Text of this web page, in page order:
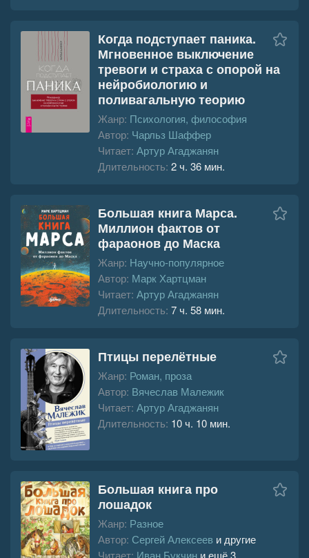
Когда подступает паника.
Мгновенное выключение
тревоги и страха с опорой на
нейробиологию и
поливагальную теорию
Жанр: Психология, философия
Автор: Чарльз Шаффер
Читает: Артур Агаджанян
Длительность: 2 ч. 36 мин.
Большая книга Марса.
Миллион фактов от
фараонов до Маска
Жанр: Научно-популярное
Автор: Марк Хартцман
Читает: Артур Агаджанян
Длительность: 7 ч. 58 мин.
Птицы перелётные
Жанр: Роман, проза
Автор: Вячеслав Малежик
Читает: Артур Агаджанян
Длительность: 10 ч. 10 мин.
Большая книга про
лошадок
Жанр: Разное
Автор: Сергей Алексеев и другие
Читает: Иван Букчин и ещё 3